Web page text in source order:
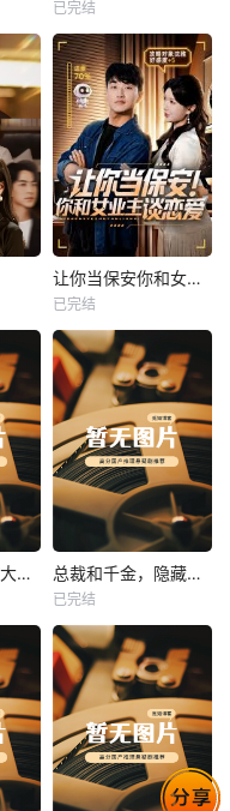
我的AI女友
未知
已完结
热播
未知
让你当保安你和女业主谈恋爱
已完结
甜蜜婚宠：残疾大佬夜夜撩 热播
未知
总裁和千金，隐藏身份闪婚了
已完结